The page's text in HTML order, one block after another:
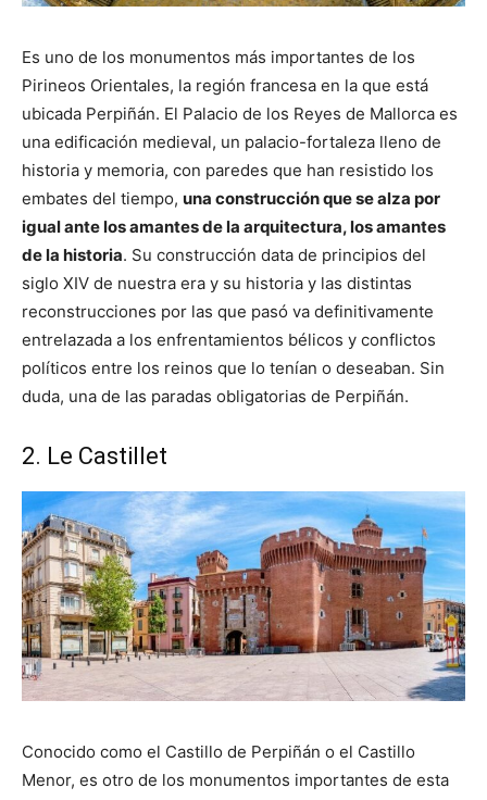
Es uno de los monumentos más importantes de los
Pirineos Orientales, la región francesa en la que está
ubicada Perpiñán. El Palacio de los Reyes de Mallorca es
una edificación medieval, un palacio-fortaleza lleno de
historia y memoria, con paredes que han resistido los
embates del tiempo, una construcción que se alza por
igual ante los amantes de la arquitectura, los amantes
de la historia. Su construcción data de principios del
siglo XIV de nuestra era y su historia y las distintas
reconstrucciones por las que pasó va definitivamente
entrelazada a los enfrentamientos bélicos y conflictos
políticos entre los reinos que lo tenían o deseaban. Sin
duda, una de las paradas obligatorias de Perpiñán.
2. Le Castillet
Conocido como el Castillo de Perpiñán o el Castillo
Menor, es otro de los monumentos importantes de esta